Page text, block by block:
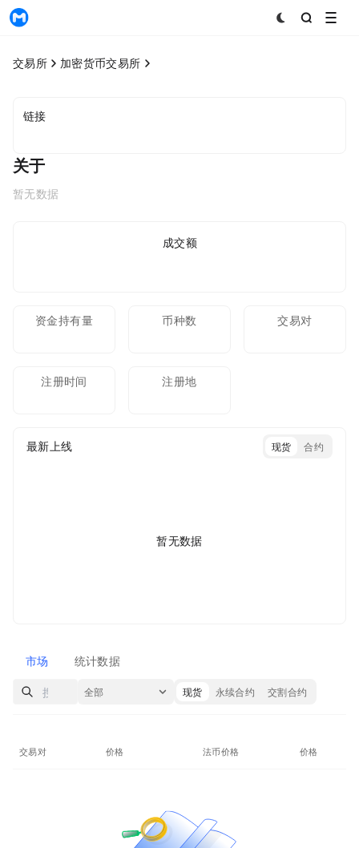
交易所 加密货币交易所
链接
关于
暂无数据
24h成交额
资金持有量 币种数 交易对
注册时间 注册地
最新上线 现货 合约
暂无数据
市场 统计数据
全部 现货 永续合约 交割合约
交易对 价格 法币价格 价格(24%)